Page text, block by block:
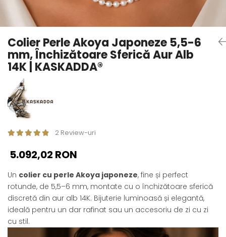
Seturi Perle cu Argint
Brățări cu Perle
Pandantive cu Perle
Brose cu Perle
Colier Perle Akoya Japoneze 5,5-6
mm, Închizătoare Sferică Aur Alb
14K | KASKADDA®
2 Review-uri
5.092,02 RON
Un colier cu perle Akoya japoneze, fine și perfect
rotunde, de 5,5–6 mm, montate cu o închizătoare sferică
discretă din aur alb 14K. Bijuterie luminoasă și elegantă,
ideală pentru un dar rafinat sau un accesoriu de zi cu zi
cu stil.